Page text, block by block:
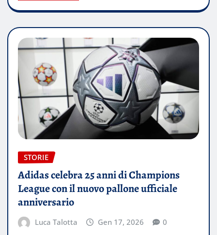
STORIE
Adidas celebra 25 anni di Champions
League con il nuovo pallone ufficiale
anniversario
Luca Talotta Gen 17, 2026 0